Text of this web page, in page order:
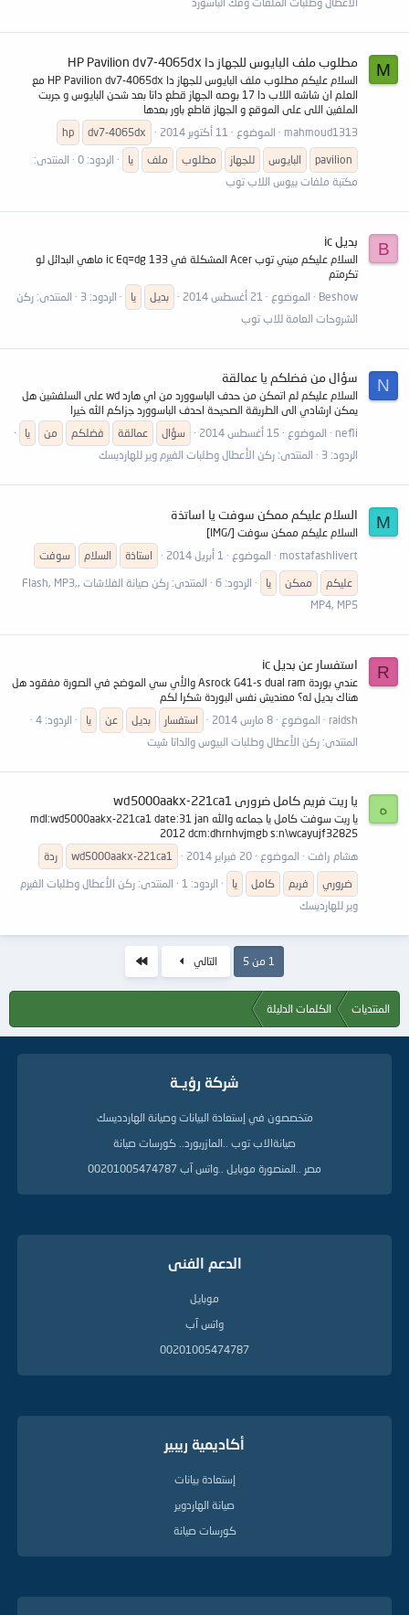
M مطلوب ملف البايوس للجهاز دا HP Pavilion dv7-4065dx
السلام عليكم مطلوب ملف البايوس للجهاز دا HP Pavilion dv7-4065dx مع
العلم ان شاشه اللاب دا 17 بوصه الجهاز قطع داتا بعد شحن البايوس و جربت
الملفين اللى على الموقع و الجهاز قاطع باور بعدها
mahmoud1313
الموضوع 11 أكتوبر 2014 dv7-4065dx
hp
pavilion
البايوس للجهاز مطلوب ملف يا الردود: 0
المنتدى:
مكتبة ملفات بيوس اللاب توب
B بديل ic
السلام عليكم ميني توب Acer المشكلة في ic Eq=dg 133 ماهي البدائل لو
تكرمتم
Beshow
الموضوع 21 أغسطس 2014 بديل يا الردود: 3 المنتدى: ركن
الشروحات العامة للاب توب
N سؤال من فضلكم يا عمالقة
السلام عليكم لم اتمكن من حدف الباسوورد من اي هارد wd على السلفشين هل
يمكن ارشادي الى الطريقة الصحيحة احدف الباسوورد جزاكم الله خيرا
nefli
الموضوع 15 أغسطس 2014 سؤال عمالقة فضلكم من
يا
الردود: 3
المنتدى: ركن الأعطال وطلبات الفيرم وير للهارديسك
M السلام عليكم ممكن سوفت يا اساتذة
السلام عليكم ممكن سوفت [/IMG]
mostafashlivert
الموضوع 1 أبريل 2014 استاذة السلام
سوفت
عليكم
ممكن يا الردود: 6 المنتدى:
ركن صيانة الفلاشات ,Flash, MP3,
MP4, MP5
R استفسار عن بديل ic
عندي بوردة Asrock G41-s dual ram والأي سي الموضح في الصورة مفقود هل
هناك بديل له؟ معنديش نفس البوردة شكرا لكم
raidsh
الموضوع 8 مارس 2014 استفسار بديل عن يا
الردود: 4
المنتدى: ركن الأعطال وطلبات البيوس والداتا شيت
ه يا ريت فريم كامل ضرورى wd5000aakx-221ca1
يا ريت سوفت كامل يا جماعه والله mdl:wd5000aakx-221ca1 date:31 jan
2012 dcm:dhrnhvjmgb s:n\wcayujf32825
هشام رافت
الموضوع 20 فبراير 2014 wd5000aakx-221ca1
ردة
ضروري
فريم كامل يا الردود: 1 المنتدى: ركن الأعطال وطلبات الفيرم
وير للهارديسك
1 من 5 التالي
المنتديات الكلمات الدليلة
شركة رؤيــة
متخصصون في إستعادة البيانات وصيانة الهاردديسك
صيانةالاب توب ..المازربورد.. كورسات صيانة
مصر ..المنصورة موبايل ..واتس آب 00201005474787
الدعم الفنى
موبايل
واتس آب
00201005474787
أكاديمية ريبير
إستعادة بيانات
صيانة الهاردوير
كورسات صيانة